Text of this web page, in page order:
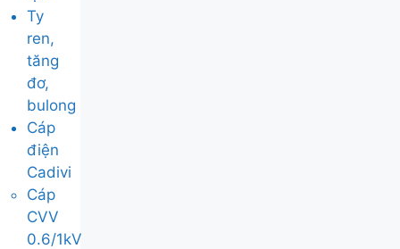
Ty
ren,
tăng
đơ,
bulong
Cáp
điện
Cadivi
Cáp
CVV
0.6/1kV